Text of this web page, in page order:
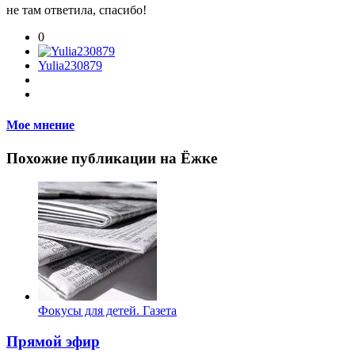
не там ответила, спасибо!
0
Yulia230879
Мое мнение
Похожие публикации на Ёжке
Фокусы для детей. Газета
Прямой эфир